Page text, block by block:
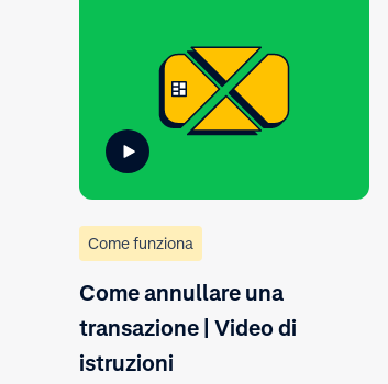
Come funziona
Come annullare una
transazione | Video di
istruzioni